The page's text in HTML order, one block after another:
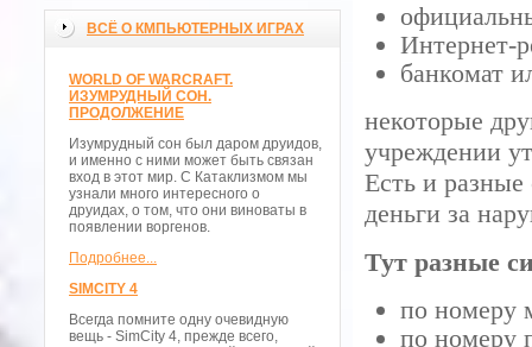
ВСЁ О КМПЬЮТЕРНЫХ ИГРАХ
WORLD OF WARCRAFT.
ИЗУМРУДНЫЙ СОН.
ПРОДОЛЖЕНИЕ
Изумрудный сон был даром друидов,
и именно с ними может быть связан
вход в этот мир. С Катаклизмом мы
узнали много интересного о
друидах, о том, что они виноваты в
появлении воргенов.
Подробнее...
SIMCITY 4
Всегда помните одну очевидную
вещь - SimCity 4, прежде всего,
Интернет-
банкомат
некоторые
учреждении
Есть и
деньги за
Тут разные
по номеру
по номеру